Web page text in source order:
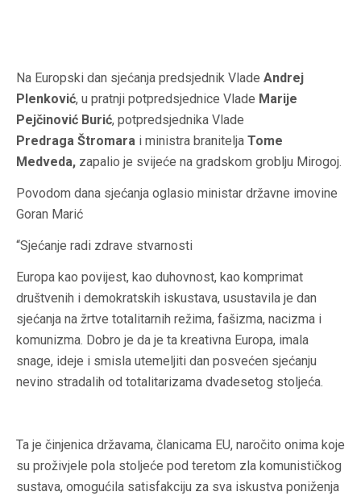
Na Europski dan sjećanja predsjednik Vlade Andrej
Plenković, u pratnji potpredsjednice Vlade Marije
Pejčinović Burić, potpredsjednika Vlade
Predraga Štromara i ministra branitelja Tome
Medveda, zapalio je svijeće na gradskom groblju Mirogoj.
Povodom dana sjećanja oglasio ministar državne imovine
Goran Marić
“Sjećanje radi zdrave stvarnosti
Europa kao povijest, kao duhovnost, kao komprimat
društvenih i demokratskih iskustava, usustavila je dan
sjećanja na žrtve totalitarnih režima, fašizma, nacizma i
komunizma. Dobro je da je ta kreativna Europa, imala
snage, ideje i smisla utemeljiti dan posvećen sjećanju
nevino stradalih od totalitarizama dvadesetog stoljeća.
Ta je činjenica državama, članicama EU, naročito onima koje
su proživjele pola stoljeće pod teretom zla komunističkog
sustava, omogućila satisfakciju za sva iskustva poniženja